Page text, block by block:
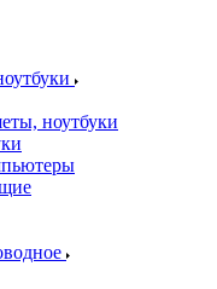
ноутбуки